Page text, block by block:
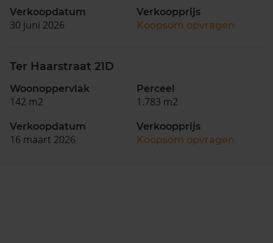
Verkoopdatum
30 juni 2026
Verkoopprijs
Koopsom opvragen
Ter Haarstraat 21D
Woonoppervlak
142 m2
Perceel
1.783 m2
Verkoopdatum
16 maart 2026
Verkoopprijs
Koopsom opvragen